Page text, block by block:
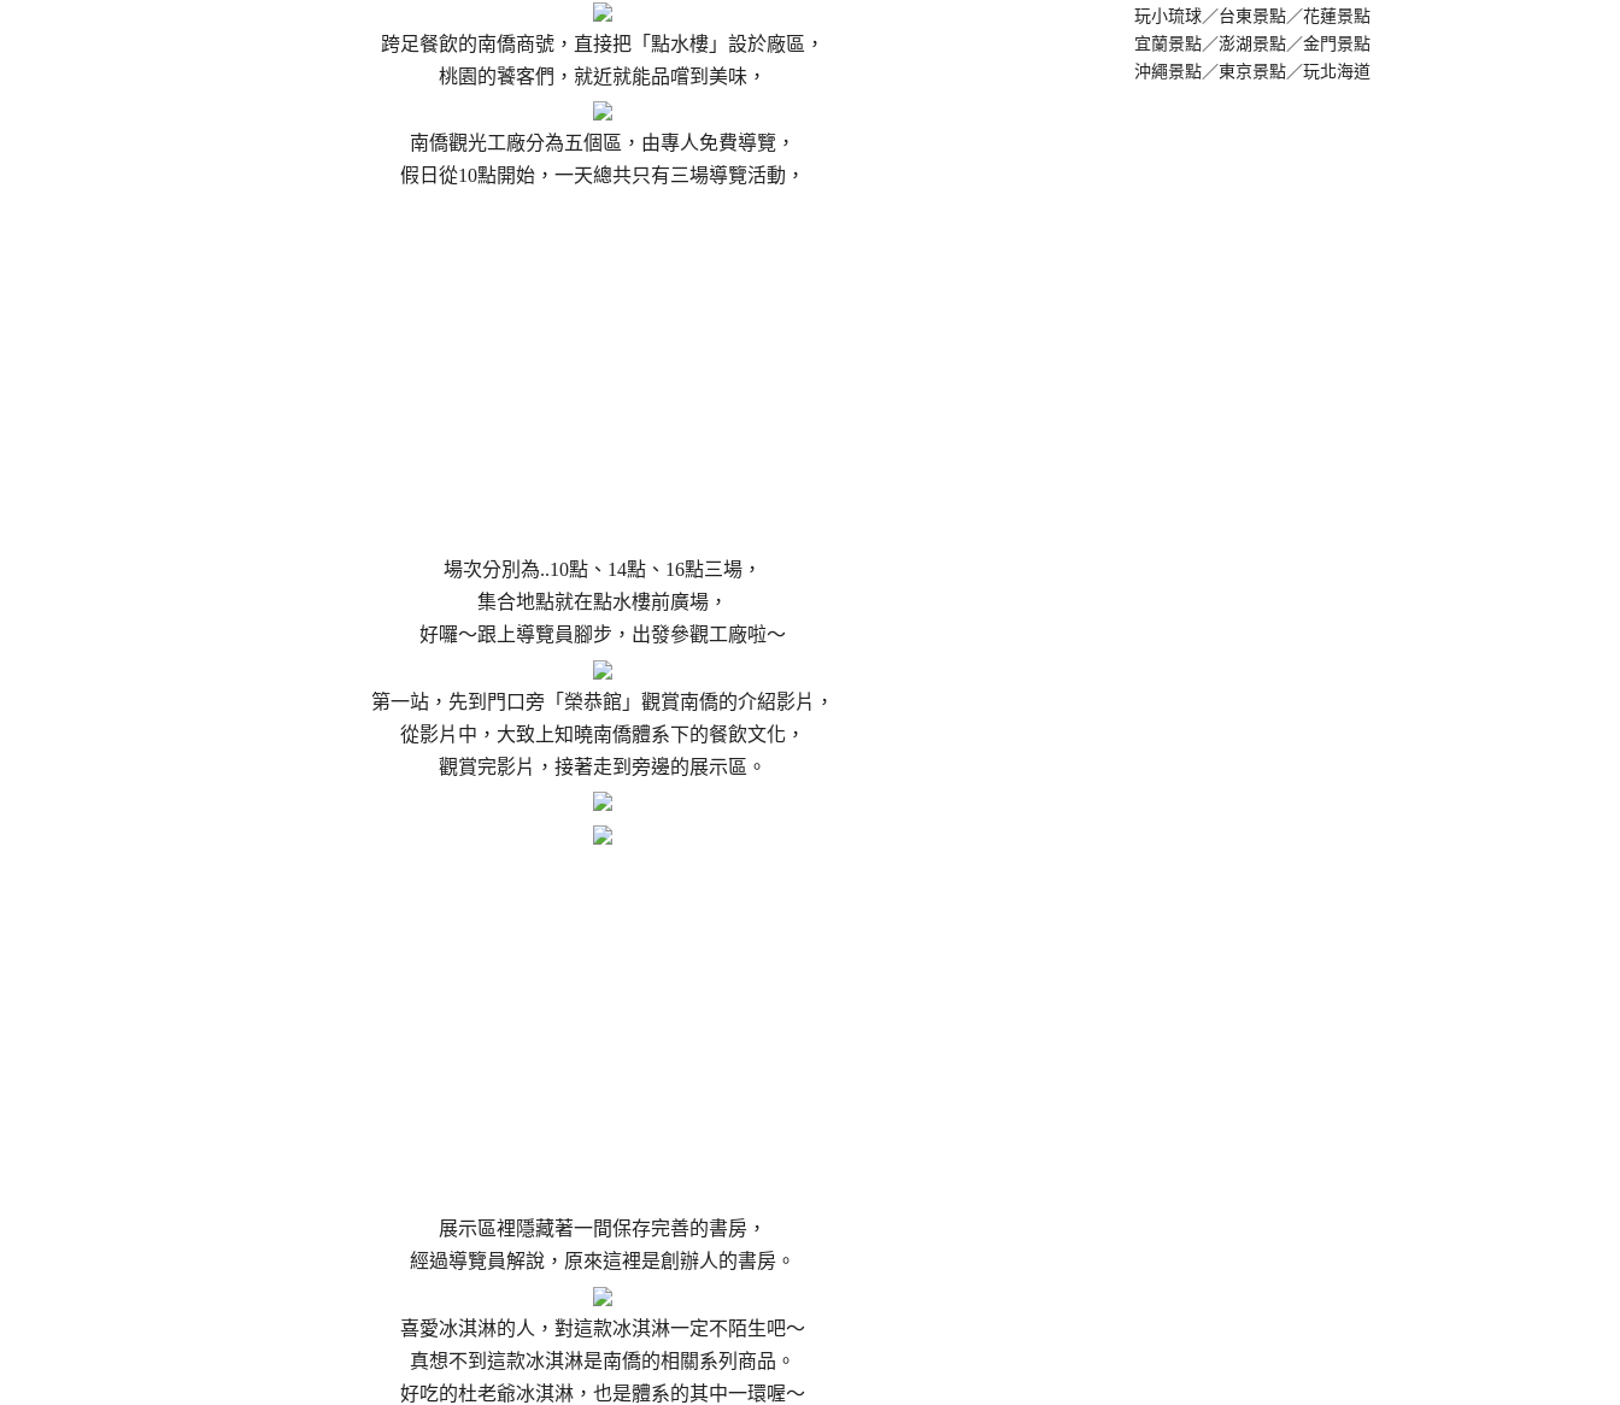
跨足餐飲的南僑商號，直接把「點水樓」設於廠區，
桃園的饕客們，就近就能品嚐到美味，
南僑觀光工廠分為五個區，由專人免費導覽，
假日從10點開始，一天總共只有三場導覽活動，
場次分別為..10點、14點、16點三場，
集合地點就在點水樓前廣場，
好囉～跟上導覽員腳步，出發參觀工廠啦～
第一站，先到門口旁「榮恭館」觀賞南僑的介紹影片，
從影片中，大致上知曉南僑體系下的餐飲文化，
觀賞完影片，接著走到旁邊的展示區。
展示區裡隱藏著一間保存完善的書房，
經過導覽員解說，原來這裡是創辦人的書房。
喜愛冰淇淋的人，對這款冰淇淋一定不陌生吧～
真想不到這款冰淇淋是南僑的相關系列商品。
好吃的杜老爺冰淇淋，也是體系的其中一環喔～
玩小琉球／台東景點／花蓮景點
宜蘭景點／澎湖景點／金門景點
沖繩景點／東京景點／玩北海道